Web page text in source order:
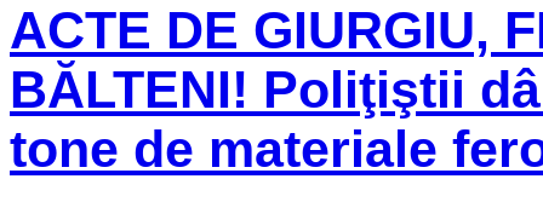
ACTE DE GIURGIU,
BĂLTENI! Poliţiştii
tone de materiale